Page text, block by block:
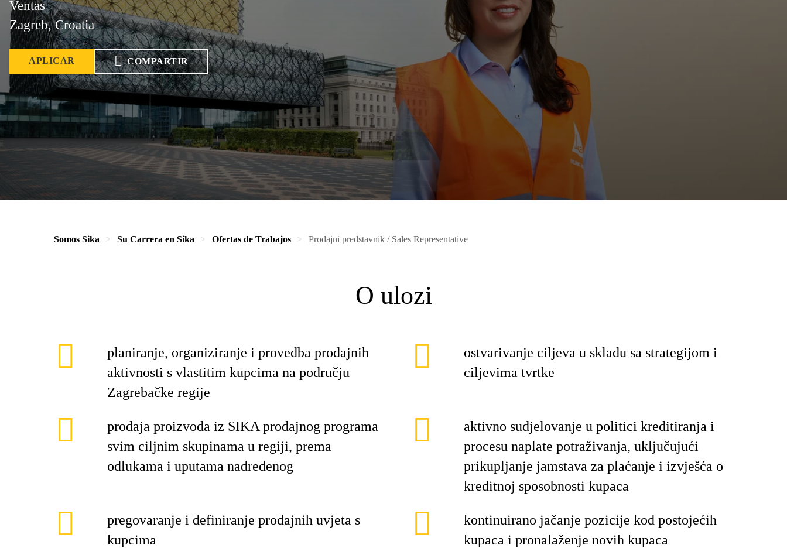
Ventas
Zagreb, Croatia
APLICAR COMPARTIR
Somos Sika Su Carrera en Sika Ofertas de Trabajos Prodajni predstavnik / Sales Representative
O ulozi
planiranje, organiziranje i provedba prodajnih
aktivnosti s vlastitim kupcima na području
Zagrebačke regije
ostvarivanje ciljeva u skladu sa strategijom i
ciljevima tvrtke
prodaja proizvoda iz SIKA prodajnog programa
svim ciljnim skupinama u regiji, prema
odlukama i uputama nadređenog
aktivno sudjelovanje u politici kreditiranja i
procesu naplate potraživanja, uključujući
prikupljanje jamstava za plaćanje i izvješća o
kreditnoj sposobnosti kupaca
pregovaranje i definiranje prodajnih uvjeta s
kupcima
kontinuirano jačanje pozicije kod postojećih
kupaca i pronalaženje novih kupaca